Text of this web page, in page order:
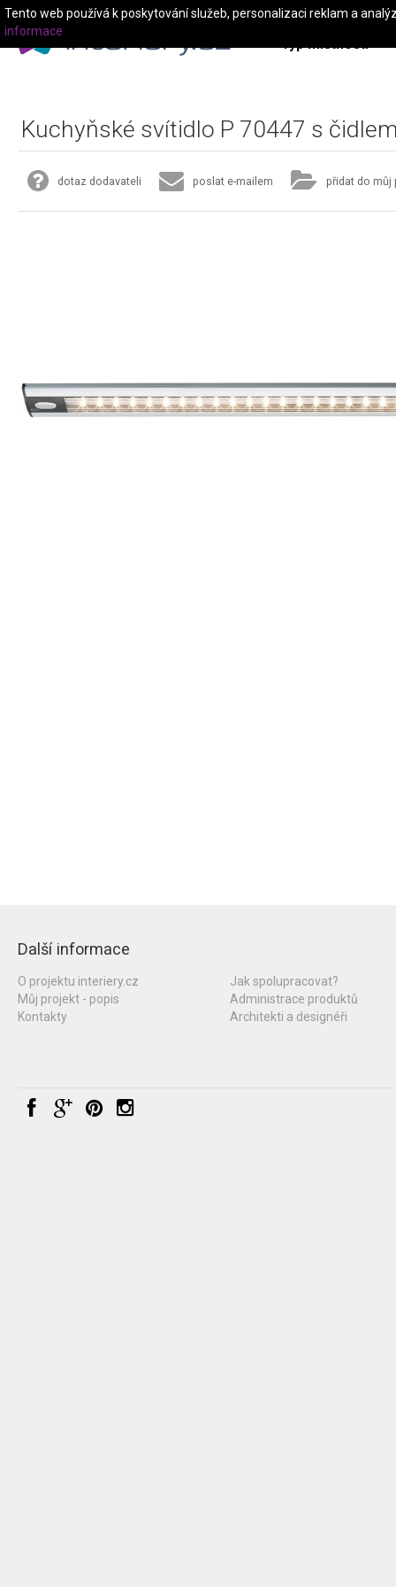
Typ místnosti
Kuchyňské svítidlo P 70447 s
dotaz dodavateli poslat e-mailem přidat do můj
Další informace
O projektu interiery.cz
Můj projekt - popis
Kontakty
Jak spolupracovat?
Administrace produktů
Architekti a designéři
Tento web používá k poskytování služeb, personalizaci reklam a
informace